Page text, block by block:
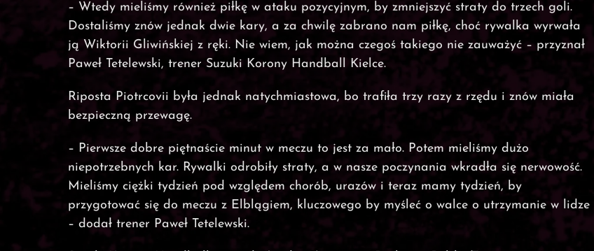
– Wtedy mieliśmy również piłkę w ataku pozycyjnym, by zmniejszyć straty do trzech goli.
Dostaliśmy znów jednak dwie kary, a za chwilę zabrano nam piłkę, choć rywalka wyrwała
ją Wiktorii Gliwińskiej z ręki. Nie wiem, jak można czegoś takiego nie zauważyć – przyznał
Paweł Tetelewski, trener Suzuki Korony Handball Kielce.
Riposta Piotrcovii była jednak natychmiastowa, bo trafiła trzy razy z rzędu i znów miała
bezpieczną przewagę.
– Pierwsze dobre piętnaście minut w meczu to jest za mało. Potem mieliśmy dużo
niepotrzebnych kar. Rywalki odrobiły straty, a w nasze poczynania wkradła się nerwowość.
Mieliśmy ciężki tydzień pod względem chorób, urazów i teraz mamy tydzień, by
przygotować się do meczu z Elblągiem, kluczowego by myśleć o walce o utrzymanie w lidze
– dodał trener Paweł Tetelewski.